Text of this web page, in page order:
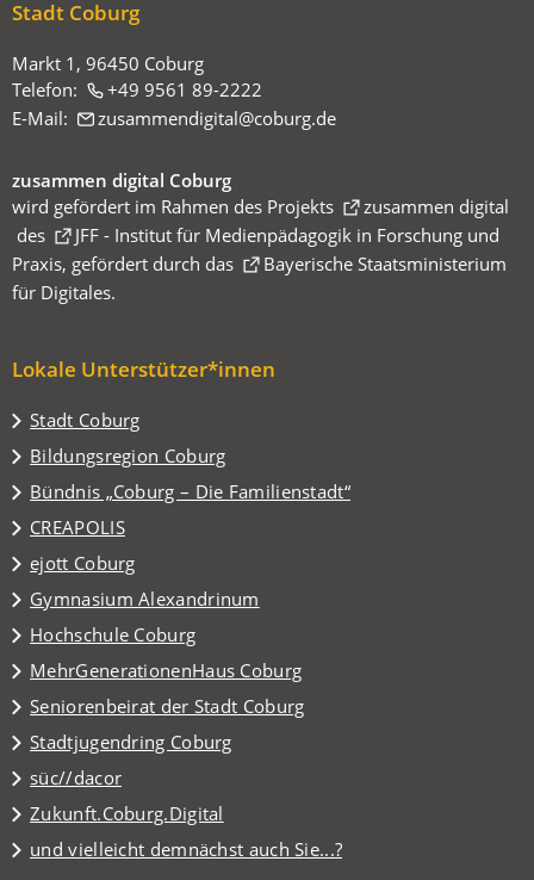
Stadt Coburg
Markt 1, 96450 Coburg
Telefon:
+49 9561 89-2222
E-Mail:
zusammendigital coburg de
zusammen digital Coburg
wird gefördert im Rahmen des Projekts
zusammen digital
(Öffnet
in
einem
des
JFF - Institut für Medienpädagogik in Forschung und
Praxis
(Öffnet
in
Tab)
, gefördert durch das
Bayerische Staatsministerium
für Digitales
(Öffnet
neuen
.
Lokale Unterstützer*innen
Stadt Coburg
(Öffnet
in
einem
neuen
Tab)
Bildungsregion Coburg
(Öffnet
in
einem
neuen
Tab)
Bündnis „Coburg – Die Familienstadt“
CREAPOLIS
(Öffnet
in
einem
neuen
Tab)
ejott Coburg
(Öffnet
in
einem
neuen
Tab)
Gymnasium Alexandrinum
(Öffnet
in
einem
neuen
Tab)
Hochschule Coburg
(Öffnet
in
einem
neuen
Tab)
MehrGenerationenHaus Coburg
(Öffnet
in
einem
neuen
Tab)
Seniorenbeirat der Stadt Coburg
Stadtjugendring Coburg
(Öffnet
in
einem
neuen
Tab)
süc//dacor
(Öffnet
in
einem
neuen
Zukunft.Coburg.Digital
(Öffnet
in
einem
und vielleicht demnächst auch Sie...?